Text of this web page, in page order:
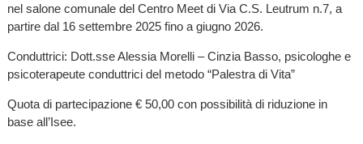
nel salone comunale del Centro Meet di Via C.S. Leutrum n.7, a
partire dal 16 settembre 2025 fino a giugno 2026.
Conduttrici: Dott.sse Alessia Morelli – Cinzia Basso, psicologhe e
psicoterapeute conduttrici del metodo “Palestra di Vita”
Quota di partecipazione € 50,00 con possibilità di riduzione in
base all’Isee.